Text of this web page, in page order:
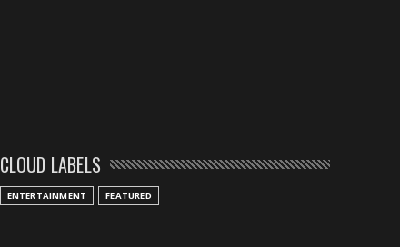
CLOUD LABELS
ENTERTAINMENT FEATURED